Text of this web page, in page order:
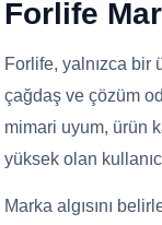
Forlife
Forlife, yalnızca bir
çağdaş ve çözüm
mimari uyum, ürün
yüksek olan
Marka algısını